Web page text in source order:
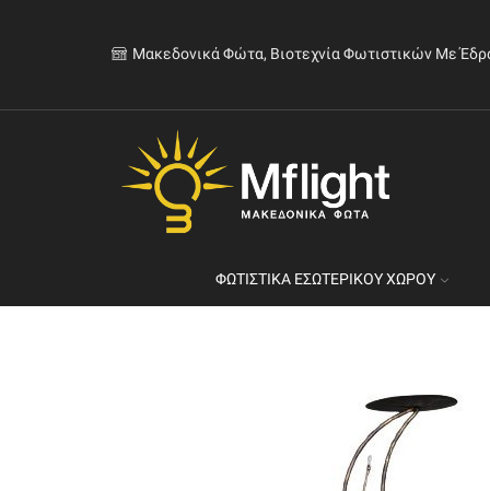
Μακεδονικά Φώτα, Βιοτεχνία Φωτιστικών Με
ΦΩΤΙΣΤΙΚΆ ΕΣΩΤΕΡΙΚΟΎ ΧΏΡΟΥ